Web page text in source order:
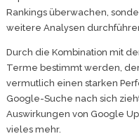
Rankings überwachen,
weitere Analysen
Durch die Kombination mit
Terme bestimmt werden,
vermutlich einen starken
Google-Suche nach sich
Auswirkungen von Google
vieles mehr.